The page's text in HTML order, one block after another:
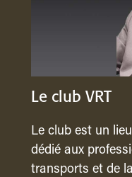
Le club VRT
Le club est un
dédié aux
transports et de